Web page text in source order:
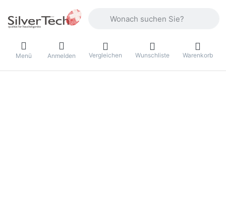
Menü Anmelden Vergleichen Wunschliste Warenkorb